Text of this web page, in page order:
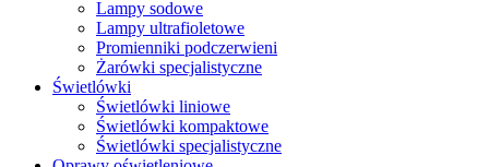
Lampy sodowe
Lampy ultrafioletowe
Promienniki podczerwieni
Żarówki specjalistyczne
Świetlówki
Świetlówki liniowe
Świetlówki kompaktowe
Świetlówki specjalistyczne